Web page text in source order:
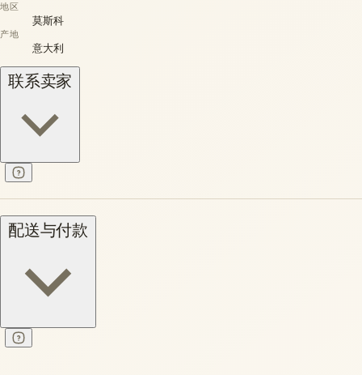
地区
莫斯科
产地
意大利
联系卖家
配送与付款